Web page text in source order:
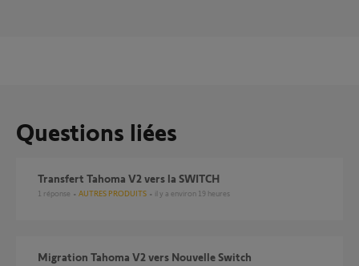
Questions liées
Transfert Tahoma V2 vers la SWITCH
1 réponse AUTRES PRODUITS il y a environ 19 heures
Migration Tahoma V2 vers Nouvelle Switch